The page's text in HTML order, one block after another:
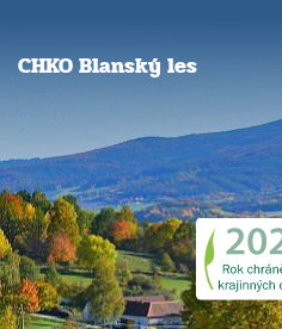
CHKO Blanský les